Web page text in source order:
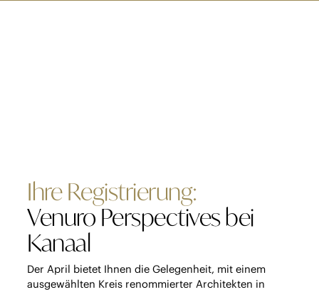
Ihre Registrierung:
Venuro Perspectives bei
Kanaal
Der April bietet Ihnen die Gelegenheit, mit einem
ausgewählten Kreis renommierter Architekten in